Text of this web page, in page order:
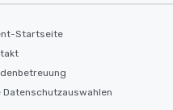
Startseite
Datenschutzauswahlen